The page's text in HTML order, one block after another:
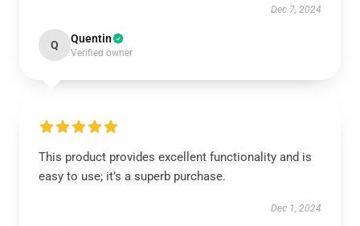
Dec 7, 2024
Q Quentin
Verified owner
This product provides excellent functionality and is
easy to use; it’s a superb purchase.
Dec 1, 2024